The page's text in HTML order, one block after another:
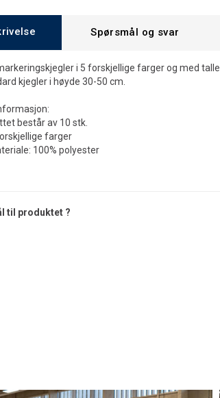
Spørsmål og svar
i 5 forskjellige farger og med
kjegler i høyde 30-50 cm.
består av 10 stk.
farger
100% polyester
til produktet ?